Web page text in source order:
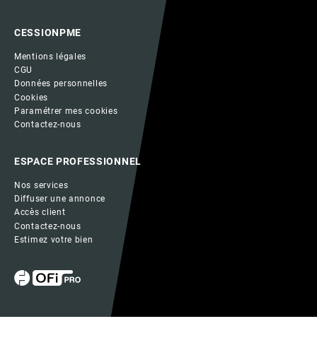
CESSIONPME
Mentions légales
CGU
Données personnelles
Cookies
Paramétrer mes cookies
Contactez-nous
ESPACE PROFESSIONNEL
Nos services
Diffuser une annonce
Accès client
Contactez-nous
Estimez votre bien